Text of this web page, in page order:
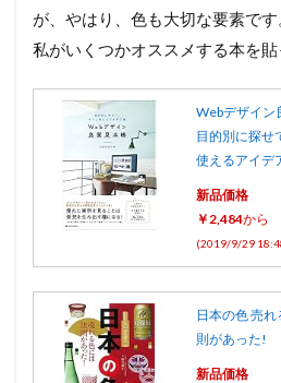
が、やはり、色も大切な要素です
私がいくつかオススメする本を貼
Webデザイン
目的別に探せ
使えるアイデ
新品価格
￥2,484から
(2019/9/29
日本の色 売
則があった!
新品価格